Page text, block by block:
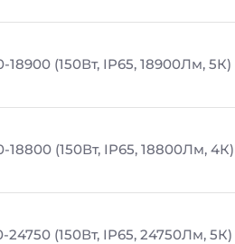
18900 (150Вт, IP65, 18900Лм, 5К)
18800 (150Вт, IP65, 18800Лм, 4К)
24750 (150Вт, IP65, 24750Лм, 5К)